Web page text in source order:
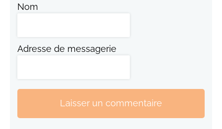
Nom
Adresse de messagerie
Laisser un commentaire